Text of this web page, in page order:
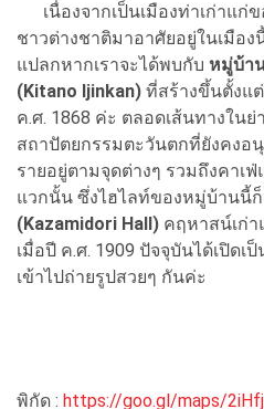
เนื่องจากเป็นเมืองท่าเก่าแก่
ชาวต่างชาติมาอาศัยอยู่ในเมือ
แปลกหากเราจะได้พบกับ หมู่บ้า
(Kitano Ijinkan) ที่สร้างขึ้นตั้งแต่
ค.ศ. 1868 ค่ะ ตลอดเส้นทางใน
สถาปัตยกรรมตะวันตกที่ยังคงอนุ
รายอยู่ตามจุดต่างๆ รวมถึงคาเ
แวกนั้น ซึ่งไฮไลท์ของหมู่บ้านนี้
(Kazamidori Hall) คฤหาสน์เก่
เมื่อปี ค.ศ. 1909 ปัจจุบันได้เปิด
เข้าไปถ่ายรูปสวยๆ กันค่ะ
พิกัด : https://goo.gl/maps/